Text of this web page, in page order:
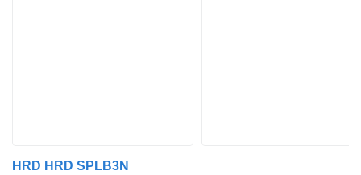
HRD HRD SPLB3N